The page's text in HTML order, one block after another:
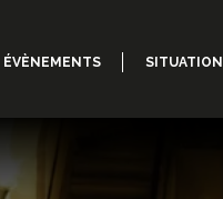
ÉVÈNEMENTS SITUATION